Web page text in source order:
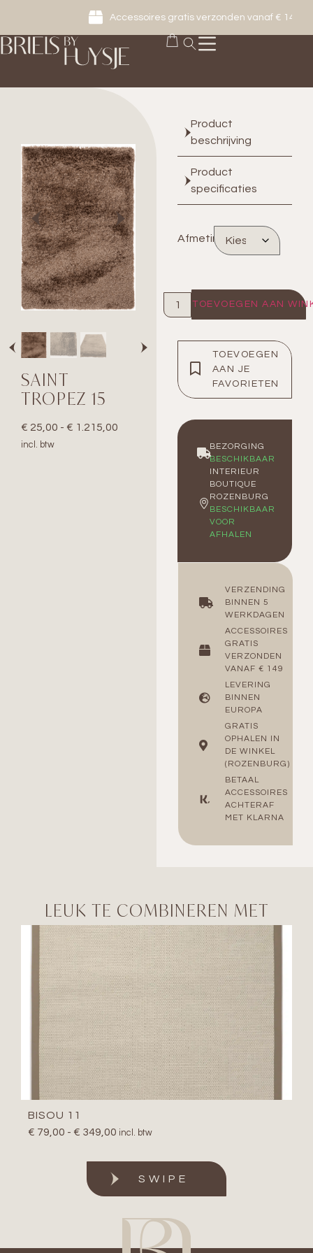
Accessoires gratis verzonden vanaf € 149
SAINT
TROPEZ 15
€ 25,00 - € 1.215,00
incl. btw
Product
beschrijving
Product
specificaties
Afmeting
TOEVOEGEN AAN
TOEVOEGEN
AAN JE
FAVORIETEN
BEZORGING
BESCHIKBAAR
INTERIEUR
BOUTIQUE
ROZENBURG
BESCHIKBAAR
VOOR
AFHALEN
VERZENDING
BINNEN 5
WERKDAGEN
ACCESSOIRES
GRATIS
VERZONDEN
VANAF € 149
LEVERING
BINNEN
EUROPA
GRATIS
OPHALEN IN
DE WINKEL
(ROZENBURG)
BETAAL
ACCESSOIRES
ACHTERAF
MET KLARNA
LEUK TE COMBINEREN MET
BISOU 11
€ 79,00 - € 349,00 incl. btw